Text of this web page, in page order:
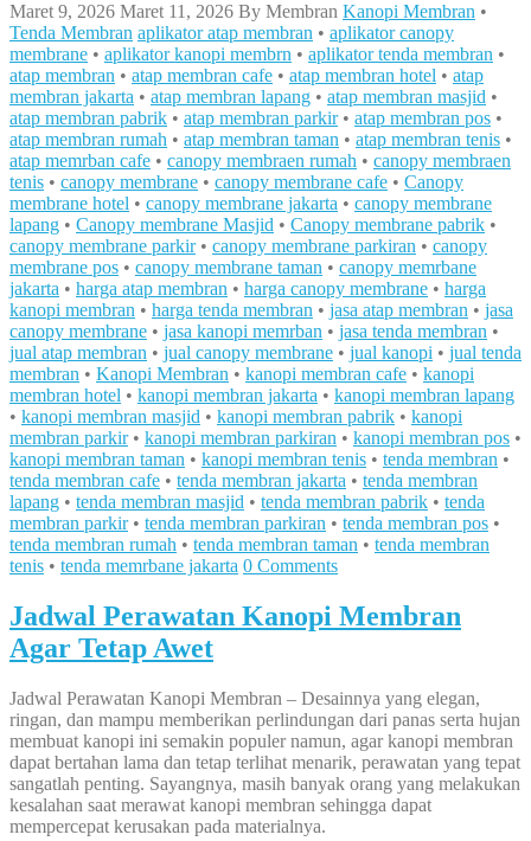
Maret 9, 2026 Maret 11, 2026 By Membran Kanopi Membran •
Tenda Membran aplikator atap membran • aplikator canopy
membrane • aplikator kanopi membrn • aplikator tenda membran •
atap membran • atap membran cafe • atap membran hotel • atap
membran jakarta • atap membran lapang • atap membran masjid •
atap membran pabrik • atap membran parkir• atap membran pos •
atap membran rumah • atap membran taman • atap membran tenis •
atap memrban cafe • canopy membraen rumah • canopy membraen
tenis • canopy membrane • canopy membrane cafe • Canopy
membrane hotel • canopy membrane jakarta • canopy membrane
lapang • Canopy membrane Masjid • Canopy membrane pabrik •
canopy membrane parkir• canopy membrane parkiran • canopy
membrane pos • canopy membrane taman • canopy memrbane
jakarta • harga atap membran • harga canopy membrane • harga
kanopi membran • harga tenda membran • jasa atap membran • jasa
canopy membrane • jasa kanopi memrban • jasa tenda membran •
jual atap membran • jual canopy membrane • jual kanopi • jual tenda
membran • Kanopi Membran • kanopi membran cafe • kanopi
membran hotel • kanopi membran jakarta • kanopi membran lapang
• kanopi membran masjid • kanopi membran pabrik • kanopi
membran parkir• kanopi membran parkiran • kanopi membran pos •
kanopi membran taman • kanopi membran tenis • tenda membran •
tenda membran cafe • tenda membran jakarta • tenda membran
lapang • tenda membran masjid • tenda membran pabrik • tenda
membran parkir• tenda membran parkiran • tenda membran pos •
tenda membran rumah • tenda membran taman • tenda membran
tenis • tenda memrbane jakarta 0 Comments
Jadwal Perawatan Kanopi Membran
Agar Tetap Awet
Jadwal Perawatan Kanopi Membran – Desainnya yang elegan,
ringan, dan mampu memberikan perlindungan dari panas serta hujan
membuat kanopi ini semakin populer namun, agar kanopi membran
dapat bertahan lama dan tetap terlihat menarik, perawatan yang tepat
sangatlah penting. Sayangnya, masih banyak orang yang melakukan
kesalahan saat merawat kanopi membran sehingga dapat
mempercepat kerusakan pada materialnya.